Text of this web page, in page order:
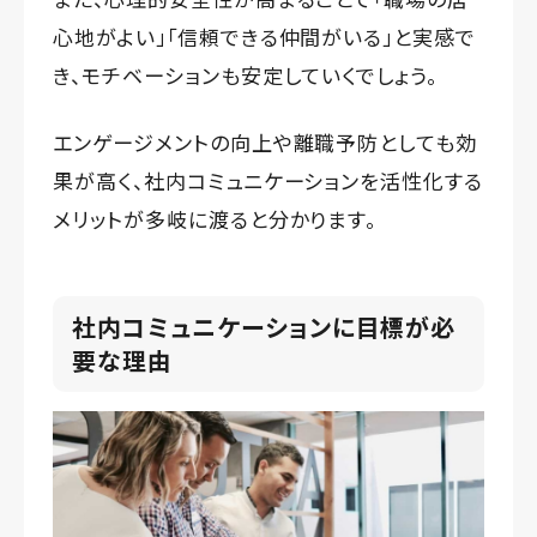
心地がよい」「信頼できる仲間がいる」と実感で
き、モチベーションも安定していくでしょう。
エンゲージメントの向上や離職予防としても効
果が高く、社内コミュニケーションを活性化する
メリットが多岐に渡ると分かります。
社内コミュニケーションに目標が必
要な理由